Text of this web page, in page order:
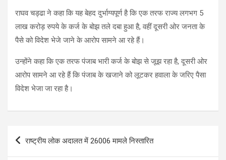
राघव चड्ढा ने कहा कि यह बेहद दुर्भाग्यपूर्ण है कि एक तरफ राज्य लगभग 5
लाख करोड़ रुपये के कर्ज के बोझ तले दबा हुआ है, वहीं दूसरी ओर जनता के
पैसे को विदेश भेजे जाने के आरोप सामने आ रहे हैं।
उन्होंने कहा कि एक तरफ पंजाब भारी कर्ज के बोझ से जूझ रहा है, दूसरी ओर
आरोप सामने आ रहे हैं कि पंजाब के खजाने को लूटकर हवाला के जरिए पैसा
विदेश भेजा जा रहा है।
Post
navigation
राष्ट्रीय लोक अदालत में 26006 मामले निस्तारित